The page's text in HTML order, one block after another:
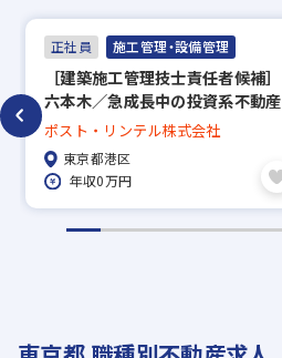
正社員 施工管理・設備管理
［建築施工管理技士責任者候補］
六本木／急成長中の投資系不動産
会社で一緒に成長してくださる方
を募集！
ポスト・リンテル株式会社
東京都港区
年収0万円